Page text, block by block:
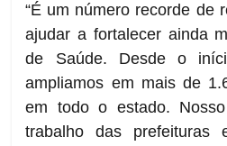
“É um número recorde de
ajudar a fortalecer ainda
de Saúde. Desde o
ampliamos em mais de
em todo o estado.
trabalho das